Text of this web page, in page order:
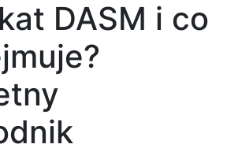
DASM i co